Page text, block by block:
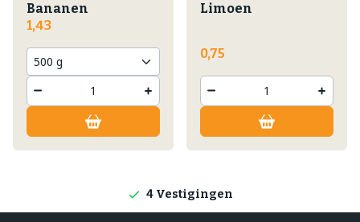
Bananen
1,43
Limoen
0,75
Lokale producten
4 Vestigingen